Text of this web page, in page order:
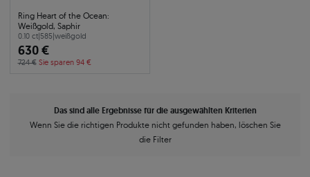
Ring Heart of the Ocean:
Weißgold, Saphir
0.10 ct|585|weißgold
630 €
724 € Sie sparen 94 €
Das sind alle Ergebnisse für die ausgewählten Kriterien
Wenn Sie die richtigen Produkte nicht gefunden haben, löschen Sie
die Filter